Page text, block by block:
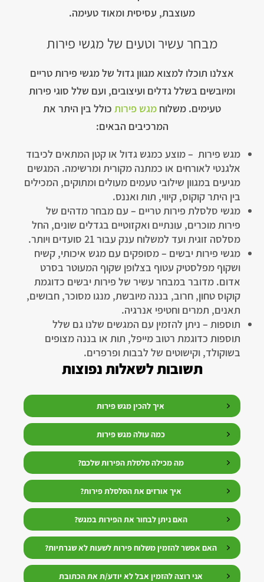
מעוצבת, עסיסית ומאוד טעימה.
מבחר עשיר וטעים של מגשי פירות
אצלנו תוכלו למצוא מגוון גדול של מגשי פירות טריים
ומיובשים בשלל גדלים ועיצובים, ועם שלל סוגי פירות
טעימים. משלוח מגש פירות כולל בין היתר את
המרכיבים הבאים:
מגש פירות – מוצע כמגש גדול או קטן המתאים לכיבוד
אלגנטי לאורחים או כמתנה מקורית ומרשימה. המגשים
מגיעים במגוון שילובי טעמים מעולים ומתוקים, המכילים
בין היתר קוקוס, קיווי, תות ואננס.
מגשי סלסלת פירות טריים – עם מבחר מדהים של
פירות מוכרים, עונתיים ואקזוטיים בגדלים שונים, החל
מסלסה זוגית ועד למשלוח ענק עבור 21 סועדים ויותר.
מגשי פירות יבשים – מסופקים עם מגש איכותי, קשיח
ושקוף מפלסטיק עטוף בצלופן שקוף המעוטר בסרט
אדום. מדובר במבחר עשיר של פירות יבשים כדוגמת
קוקוס טחון, חרוב, בננה מיובשת, מנגו מסוכר, חבושים,
תאנים, תמרים וחטיפי אנרגיה.
תוספות – ניתן להזמין עם המגשים שלנו גם שלל
תוספות כדוגמת רטוב מייפל, תות או בננה מצופים
בשוקולד, וקישוטים של לבבות ופרפרים.
תשובות לשאלות נפוצות
איך להכין מגש פירות
כמה עולה מגש פירות
מה מכילה סלסלת הפירות שלכם?
איך אורזים את הסלסלת פירות?
האם ניתן לבחור את הפירות במגש?
האם אפשר להזמין משלוח פירות לשעות לא שגרתיות?
אני רוצה להזמין אבל לא יודע/ת את הכתובת